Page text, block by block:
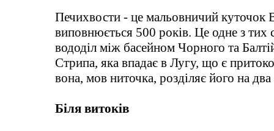
Печихвости - це мальовничий куточок
виповнюється 500 років. Це одне з тих
вододіл між басейном Чорного та
Стрипа, яка впадає в Лугу, що є
вона, мов ниточка, розділяє його на два
Біля витоків